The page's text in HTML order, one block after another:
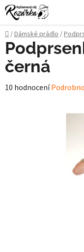
Přejít
na
obsah
Domů
/Dámské prádlo/
černá
Průměrné
10 hodnocení